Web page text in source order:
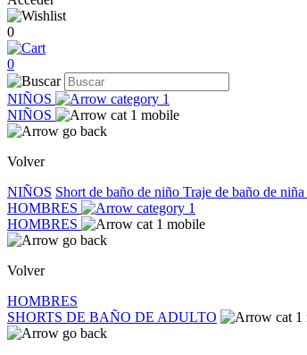
0
0
NIÑOS
NIÑOS
Volver
NIÑOS Short de baño de niño Traje de baño de niña
HOMBRES
HOMBRES
Volver
HOMBRES
SHORTS DE BAÑO DE ADULTO